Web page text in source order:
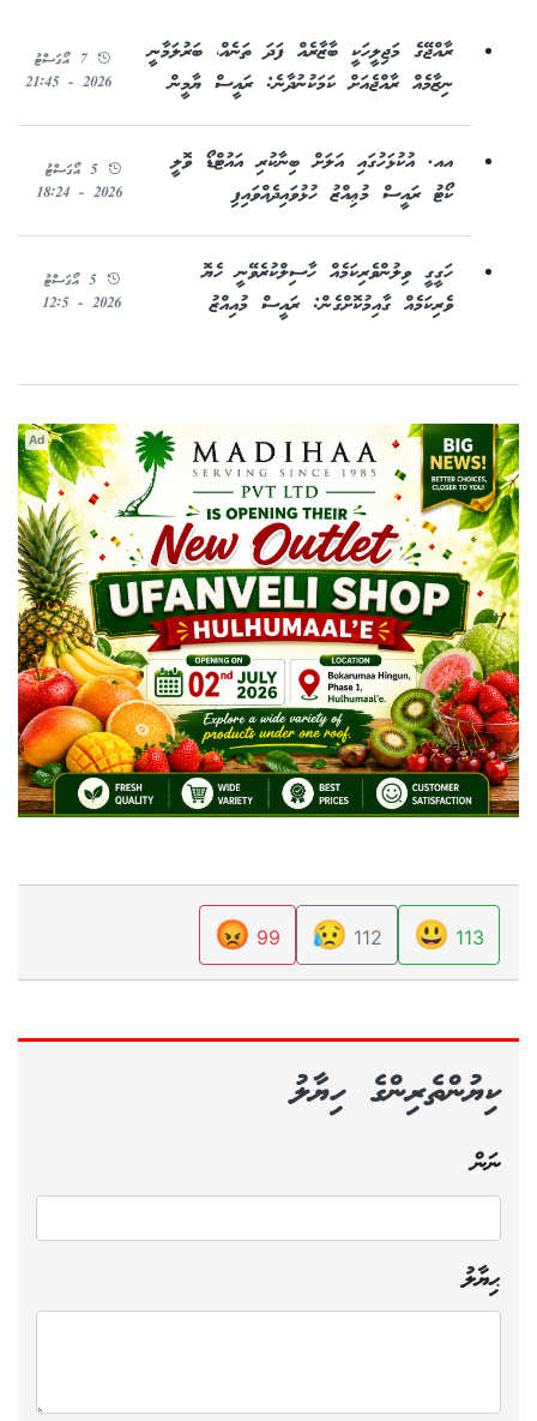
ރާއްޖޭގެ މަޖިލީހަކީ ބާޒާރެއް ފަދަ ތަނެއް، ބަރުލަމާނީ
ނިޒާމެއް ރާއްޖެއަށް ކަމަކުނުދާނެ: ރައީސް ޔާމީން
7 އޯގަސްޓު
2026 - 21:45
އއ. އުކުޅަހުގައި އަލަށް ބިނާކުރި އައުޓްޑޯ ވޮލީ
ކޯޓު ރައީސް މުޢިއްޒު ހުޅުވައިދެއްވައިފި
5 އޯގަސްޓު
2026 - 18:24
ހަގީގީ ވިލުންވެރިކަމެއް ހާސިލްކުރެވޭނީ ހެޔޮ
ވެރިކަމެއް ގާއިމުކޮށްގެން: ރައީސް މުއިއްޒު
5 އޯގަސްޓު
2026 - 12:5
Ad
113
😃
112
😥
99
😡
ކިޔުންތެރިންގެ ހިޔާލު
ނަން
ޙިޔާލު